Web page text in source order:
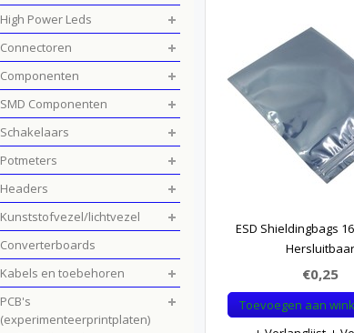
ESD Shieldingbags
Hersluitbaar
€0,25
Toevoegen aan
High Power Leds
Connectoren
Componenten
SMD Componenten
Schakelaars
Potmeters
Headers
Kunststofvezel/lichtvezel
Converterboards
Kabels en toebehoren
PCB's
(experimenteerprintplaten)